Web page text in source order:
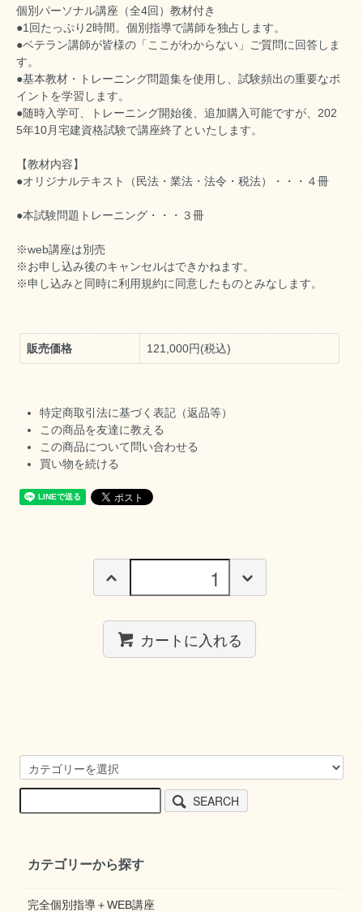
個別パーソナル講座（全4回）教材付き
●1回たっぷり2時間。個別指導で講師を独占します。
●ベテラン講師が皆様の「ここがわからない」ご質問に回答しま
す。
●基本教材・トレーニング問題集を使用し、試験頻出の重要なポ
イントを学習します。
●随時入学可、トレーニング開始後、追加購入可能ですが、202
5年10月宅建資格試験で講座終了といたします。
【教材内容】
●オリジナルテキスト（民法・業法・法令・税法）・・・４冊
●本試験問題トレーニング・・・３冊
※web講座は別売
※お申し込み後のキャンセルはできかねます。
※申し込みと同時に利用規約に同意したものとみなします。
販売価格 121,000円(税込)
特定商取引法に基づく表記（返品等）
この商品を友達に教える
この商品について問い合わせる
買い物を続ける
カートに入れる
SEARCH
カテゴリーから探す
完全個別指導＋WEB講座